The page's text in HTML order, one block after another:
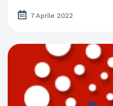
7 Aprile 2022